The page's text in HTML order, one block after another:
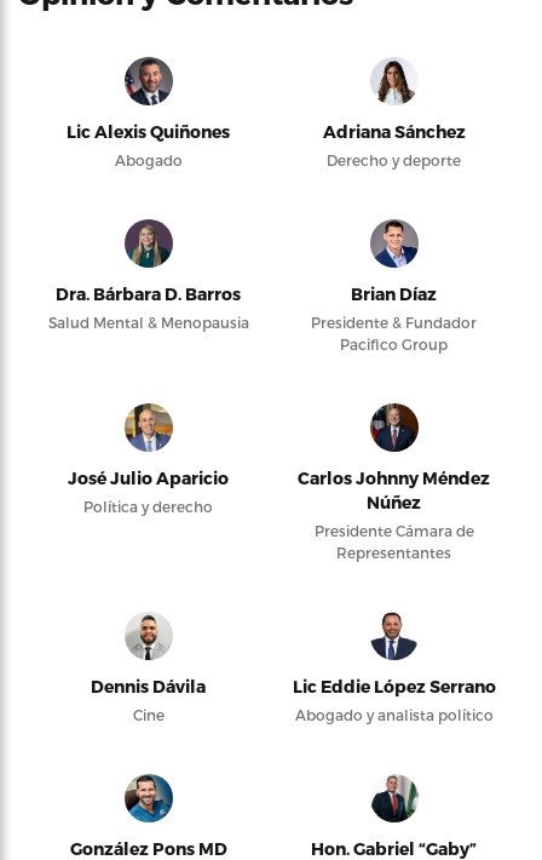
Lic Alexis Quiñones
Abogado
Adriana Sánchez
Derecho y deporte
Dra. Bárbara D. Barros
Salud Mental & Menopausia
Brian Díaz
Presidente & Fundador
Pacifico Group
José Julio Aparicio
Política y derecho
Carlos Johnny Méndez
Núñez
Presidente Cámara de
Representantes
Dennis Dávila
Cine
Lic Eddie López Serrano
Abogado y analista político
González Pons MD
Hon. Gabriel “Gaby”